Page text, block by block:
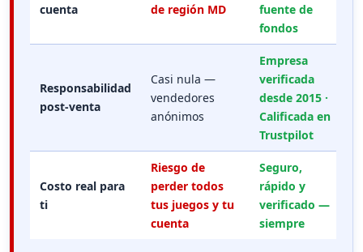
cuenta
de región MD
fuente de
fondos
Responsabilidad
post-venta
Casi nula —
vendedores
anónimos
Empresa
verificada
desde 2015 ·
Calificada en
Trustpilot
Costo real para
ti
Riesgo de
perder todos
tus juegos y tu
cuenta
Seguro,
rápido y
verificado —
siempre